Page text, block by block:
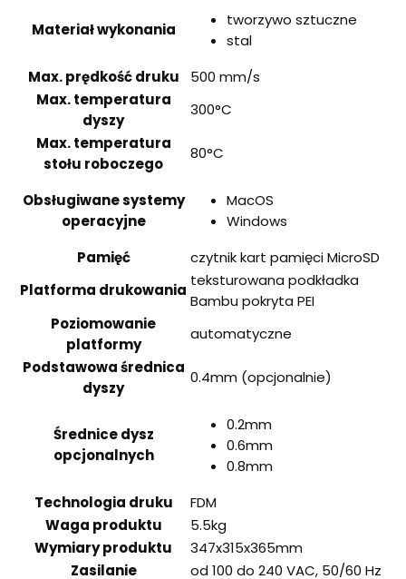
Materiał wykonania
tworzywo sztuczne
stal
Max. prędkość druku
500 mm/s
Max. temperatura
dyszy
300°C
Max. temperatura
stołu roboczego
80°C
Obsługiwane systemy
operacyjne
MacOS
Windows
Pamięć
czytnik kart pamięci MicroSD
Platforma drukowania
teksturowana podkładka
Bambu pokryta PEI
Poziomowanie
platformy
automatyczne
Podstawowa średnica
dyszy
0.4mm (opcjonalnie)
Średnice dysz
opcjonalnych
0.2mm
0.6mm
0.8mm
Technologia druku
FDM
Waga produktu
5.5kg
Wymiary produktu
347x315x365mm
Zasilanie
od 100 do 240 VAC, 50/60 Hz